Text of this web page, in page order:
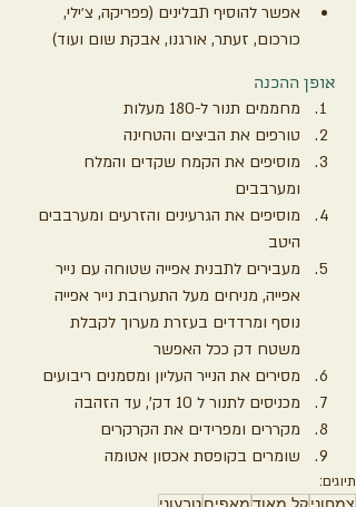
אפשר להוסיף תבלינים (פפריקה, צ׳ילי,
כורכום, זעתר, אורגנו, אבקת שום ועוד)
אופן ההכנה
מחממים תנור ל-180 מעלות
טורפים את הביצים והטחינה
מוסיפים את הקמח שקדים והמלח
ומערבבים
מוסיפים את הגרעינים והזרעים ומערבבים
היטב
מעבירים לתבנית אפייה שטוחה עם נייר
אפייה, מניחים מעל התערובת נייר אפייה
נוסף ומרדדים בעזרת מערוך לקבלת
משטח דק ככל האפשר
מסירים את הנייר העליון ומסמנים ריבועים
מכניסים לתנור ל 10 דק', עד הזהבה
מקררים ומפרידים את הקרקרים
שומרים בקופסת אכסון אטומה
תיוגים: